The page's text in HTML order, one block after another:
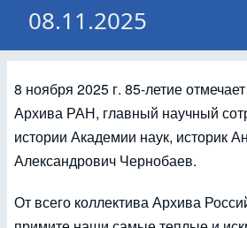
08.11.2025
8 ноября 2025 г. 85-летие
Архива РАН, главный научный
истории Академии наук, историк
Александрович Чернобаев.
От всего коллектива Архива